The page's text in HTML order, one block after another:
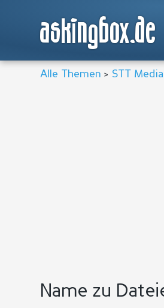
askingbox.de
Alle Themen > STT
Name zu